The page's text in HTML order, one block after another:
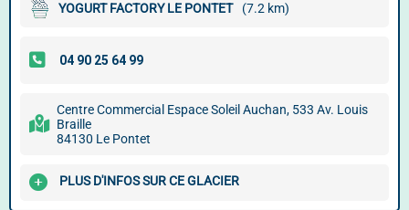
YOGURT FACTORY LE PONTET (7.2 km)
Centre Commercial Espace Soleil Auchan, 533 Av. Louis
Braille
84130 Le Pontet
PLUS D'INFOS SUR CE GLACIER